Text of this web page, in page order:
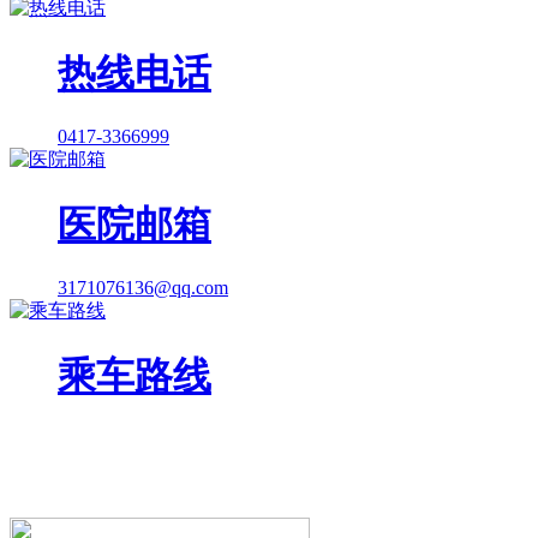
热线电话
0417-3366999
医院邮箱
3171076136@qq.com
乘车路线